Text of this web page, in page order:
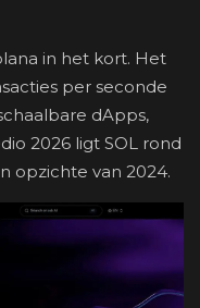
in het kort. Het
per seconde
dApps,
2026 ligt SOL rond
opzichte van 2024.